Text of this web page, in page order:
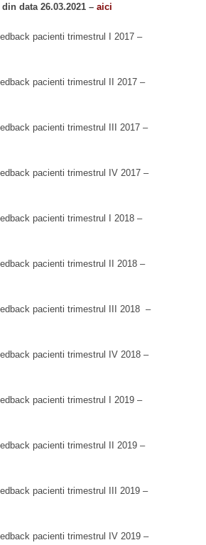
data 26.03.2021 – aici
pacienti trimestrul I 2017 –
pacienti trimestrul II 2017 –
pacienti trimestrul III 2017 –
pacienti trimestrul IV 2017 –
pacienti trimestrul I 2018 –
pacienti trimestrul II 2018 –
pacienti trimestrul III 2018 –
pacienti trimestrul IV 2018 –
pacienti trimestrul I 2019 –
pacienti trimestrul II 2019 –
pacienti trimestrul III 2019 –
pacienti trimestrul IV 2019 –